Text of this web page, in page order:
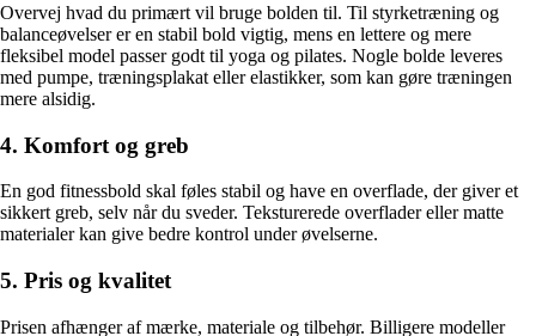
Overvej hvad du primært vil bruge bolden til. Til styrketræning og
balanceøvelser er en stabil bold vigtig, mens en lettere og mere
fleksibel model passer godt til yoga og pilates. Nogle bolde leveres
med pumpe, træningsplakat eller elastikker, som kan gøre træningen
mere alsidig.
4. Komfort og greb
En god fitnessbold skal føles stabil og have en overflade, der giver et
sikkert greb, selv når du sveder. Teksturerede overflader eller matte
materialer kan give bedre kontrol under øvelserne.
5. Pris og kvalitet
Prisen afhænger af mærke, materiale og tilbehør. Billigere modeller